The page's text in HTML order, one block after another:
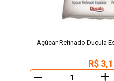
Açúcar Refinado Duçula
R$ 3,
＋